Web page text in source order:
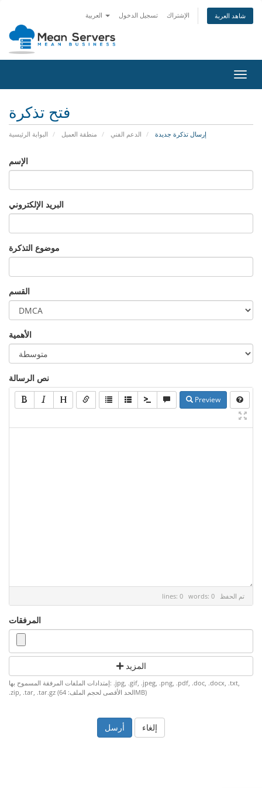
تسجيل الدخول الإشتراك شاهد العربة
تبديل
التنقل
فتح تذكرة
البوابة الرئيسية منطقة العميل الدعم الفني إرسال تذكرة جديدة
الإسم
البريد الإلكتروني
موضوع التذكرة
القسم
الأهمية
نص الرسالة
Preview
lines: 0 words: 0 تم الحفظ
المرفقات
المزيد
إمتدادات الملفات المرفقة المسموح بها: .jpg, .gif, .jpeg, .png, .pdf, .doc, .docx, .txt,
.zip, .tar, .tar.gz (الحد الأقصى لحجم الملف: 64MB)
إلغاء